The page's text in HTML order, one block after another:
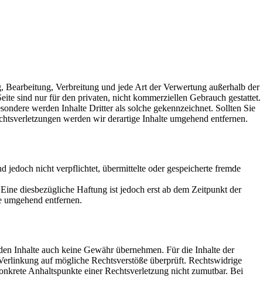
Verbreitung und jede Art der Verwertung außerhalb der
sind nur für den privaten, nicht kommerziellen Gebrauch gestattet.
werden Inhalte Dritter als solche gekennzeichnet. Sollten Sie
werden wir derartige Inhalte umgehend entfernen.
jedoch nicht verpflichtet, übermittelte oder gespeicherte fremde
diesbezügliche Haftung ist jedoch erst ab dem Zeitpunkt der
entfernen.
Inhalte auch keine Gewähr übernehmen. Für die Inhalte der
auf mögliche Rechtsverstöße überprüft. Rechtswidrige
Anhaltspunkte einer Rechtsverletzung nicht zumutbar. Bei